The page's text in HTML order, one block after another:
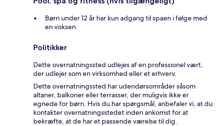
Børn under 12 år har kun adgang til spaen i følge med
en voksen
Politikker
Dette overnatningssted udlejes af en professionel vært,
der udlejer som en virksomhed eller et erhverv.
Dette overnatningssted har udendørsområder såsom
altaner, balkoner eller terrasser, der muligvis ikke er
egnede for børn. Hvis du har spørgsmål, anbefaler vi, at du
kontakter overnatningsstedet inden ankomst for at
bekræfte, at de har et passende værelse til dig.